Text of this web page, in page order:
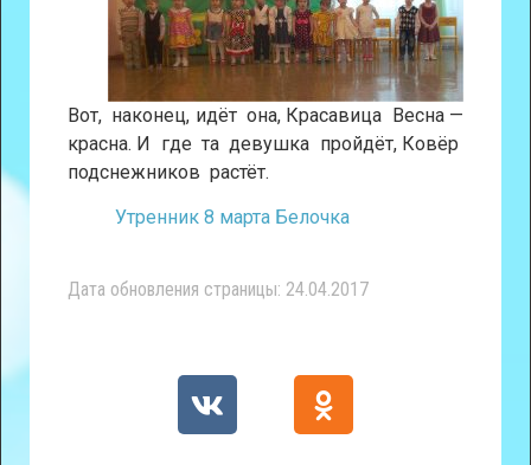
Вот, наконец, идёт она, Красавица Весна —
красна. И где та девушка пройдёт, Ковёр
подснежников растёт.
Утренник 8 марта Белочка
Дата обновления страницы: 24.04.2017